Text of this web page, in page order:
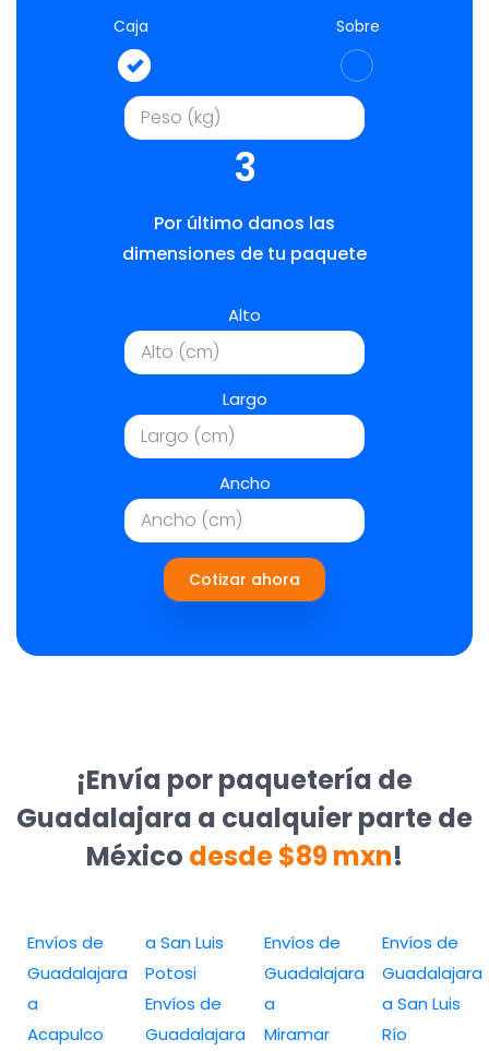
Caja Sobre
3
Por último danos las
dimensiones de tu paquete
Alto
Largo
Ancho
Cotizar ahora
¡Envía por paquetería de
Guadalajara a cualquier parte de
México desde $89 mxn!
Envíos de
Guadalajara
a
Acapulco
a San Luis
Potosi
Envíos de
Guadalajara
Envíos de
Guadalajara
a
Miramar
Envíos de
Guadalajara
a San Luis
Río